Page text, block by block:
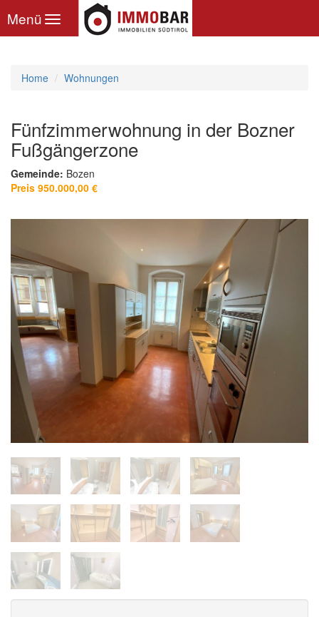
Toggle
navigation
Menü
Home Wohnungen
Fünfzimmerwohnung in der Bozner
Fußgängerzone
Gemeinde: Bozen
Preis 950.000,00 €